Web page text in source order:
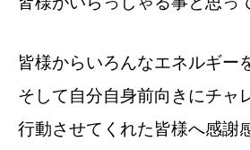
皆様からいろんなエネルギー
そして自分自身前向きにチャ
行動させてくれた皆様へ感謝